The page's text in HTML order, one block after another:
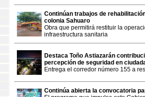
Continúan trabajos de
colonia Sahuaro
Obra que permitirá restituir la
infraestructura sanitaria
Destaca Toño Astiazarán
percepción de seguridad en
Entrega el corredor número 155 a
Continúa abierta la convocatoria